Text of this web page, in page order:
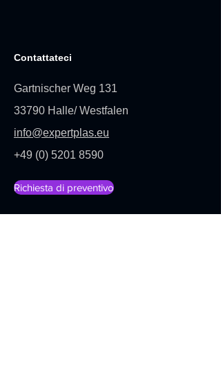
Contattateci
Gartnischer Weg 131
33790 Halle/ Westfalen
info@expertplas.eu
+49 (0) 5201 8590
Richiesta di preventivo